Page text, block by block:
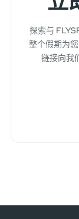
探索与
整个假期为
链接向我